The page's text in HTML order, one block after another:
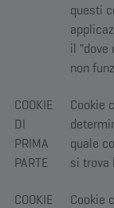
questi
il "dove
non
COOKIE
DI
PRIMA
PARTE
Cookie
quale
si trova
COOKIE
Cookie